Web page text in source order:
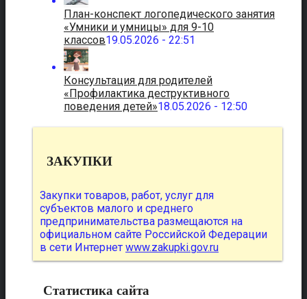
План-конспект логопедического занятия
«Умники и умницы» для 9-10
классов19.05.2026 - 22:51
Консультация для родителей
«Профилактика деструктивного
поведения детей»18.05.2026 - 12:50
ЗАКУПКИ
Закупки товаров, работ, услуг для
субъектов малого и среднего
предпринимательства размещаются на
официальном сайте Российской Федерации
в сети Интернет www.zakupki.gov.ru
Статистика сайта